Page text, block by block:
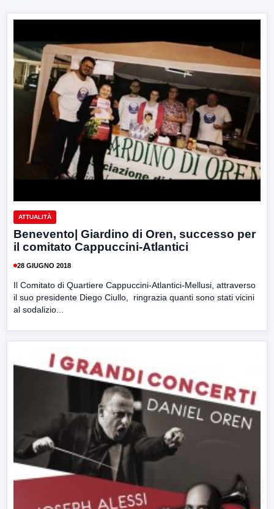
ATTUALITÀ
Benevento| Giardino di Oren, successo per
il comitato Cappuccini-Atlantici
28 GIUGNO 2018
Il Comitato di Quartiere Cappuccini-Atlantici-Mellusi, attraverso
il suo presidente Diego Ciullo, ringrazia quanti sono stati vicini
al sodalizio...